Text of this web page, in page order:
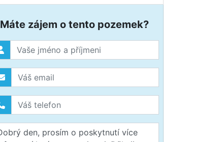
Máte zájem o tento pozemek?